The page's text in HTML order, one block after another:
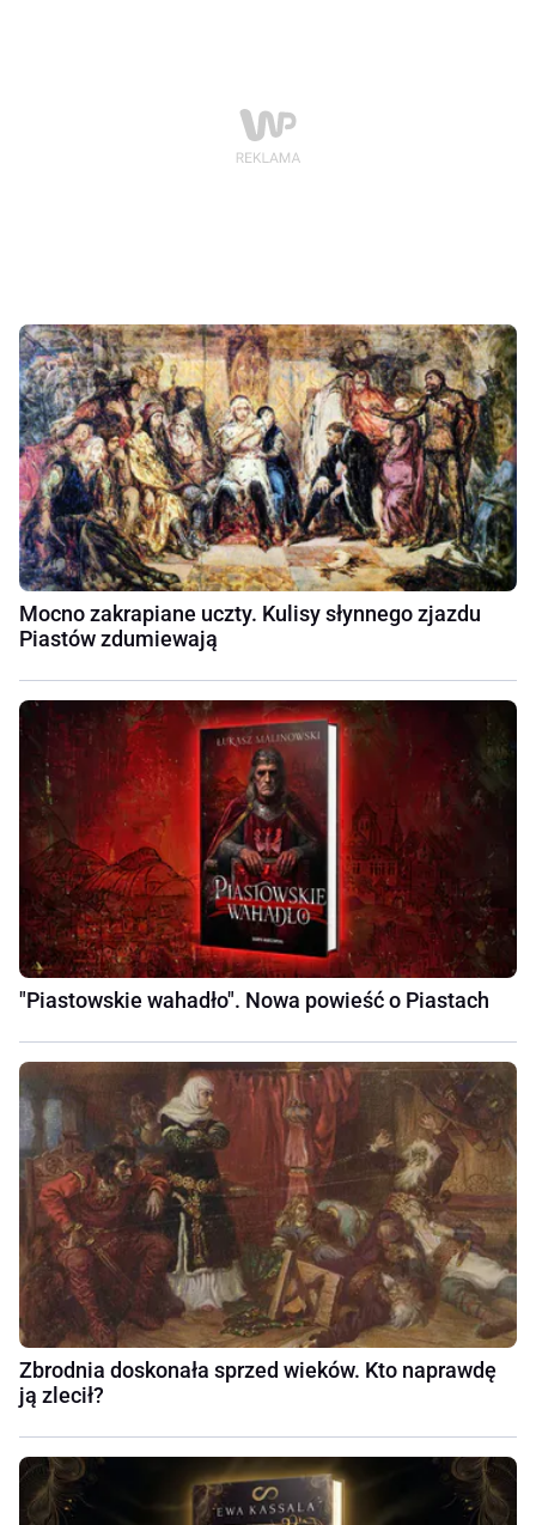
Mocno zakrapiane uczty. Kulisy słynnego zjazdu
Piastów zdumiewają
"Piastowskie wahadło". Nowa powieść o Piastach
Zbrodnia doskonała sprzed wieków. Kto naprawdę
ją zlecił?